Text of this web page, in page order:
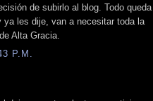
de subirlo al blog. Todo queda
les dije, van a necesitar toda la
Alta Gracia.
P.M.